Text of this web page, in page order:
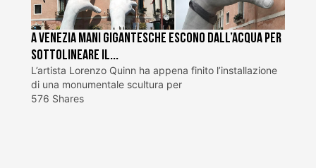
A Venezia mani gigantesche escono dall’acqua per
sottolineare il...
L’artista Lorenzo Quinn ha appena finito l’installazione
di una monumentale scultura per
576 Shares